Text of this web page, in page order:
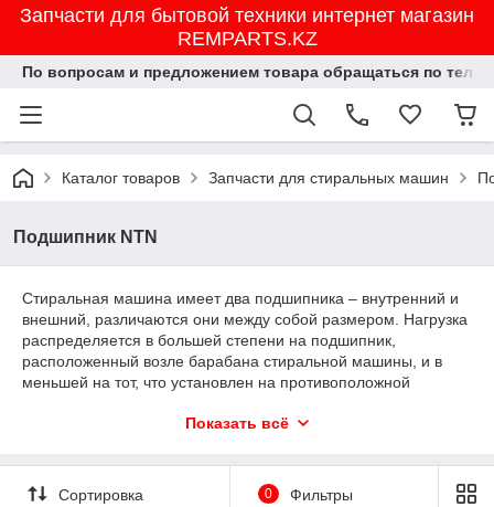
Запчасти для бытовой техники интернет магазин
REMPARTS.KZ
По вопросам и предложением товара обращаться по
Каталог товаров Запчасти для стиральных машин
Подшипник NTN
Стиральная машина имеет два подшипника – внутренний и
внешний, различаются они между собой размером. Нагрузка
распределяется в большей степени на подшипник,
расположенный возле барабана стиральной машины, и в
меньшей на тот, что установлен на противоположной
моделей и поэтому можно наткнуться на такие стиральные
подшипник, также его называют моноподшипник.
Показать всё
Сортировка 0 Фильтры